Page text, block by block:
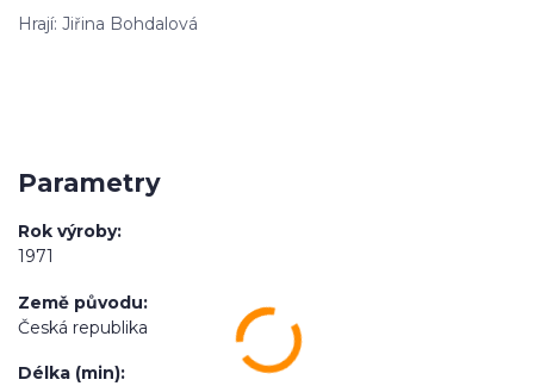
Hrají: Jiřina Bohdalová
Parametry
Rok výroby
1971
Země původu
Česká republika
Délka (min)